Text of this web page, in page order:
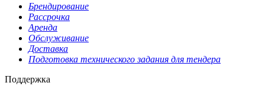
Брендирование
Рассрочка
Аренда
Обслуживание
Доставка
Подготовка технического задания для тендера
Поддержка